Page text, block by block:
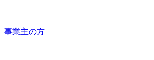
事業主の方